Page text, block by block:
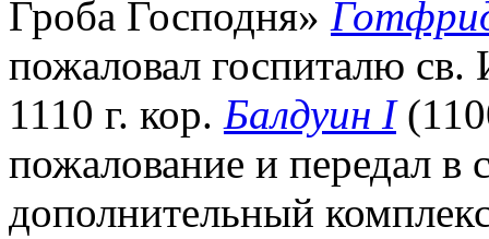
Гроба Господня»
пожаловал госпиталю
1110 г. кор. Балдуин I
пожалование и передал в
дополнительный